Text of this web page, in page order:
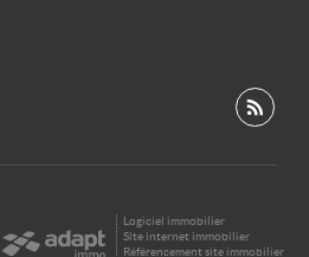
Logiciel immobilier
Site internet immobilier
Référencement site immobilier